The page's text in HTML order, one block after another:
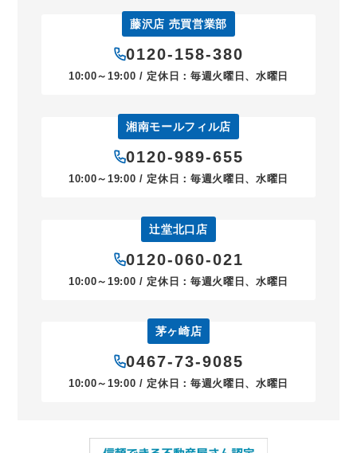
藤沢店 売買営業部
0120-158-380
10:00～19:00 / 定休日：毎週火曜日、水曜日
湘南モールフィル店
0120-989-655
10:00～19:00 / 定休日：毎週火曜日、水曜日
辻堂北口店
0120-060-021
10:00～19:00 / 定休日：毎週火曜日、水曜日
茅ヶ崎店
0467-73-9085
10:00～19:00 / 定休日：毎週火曜日、水曜日